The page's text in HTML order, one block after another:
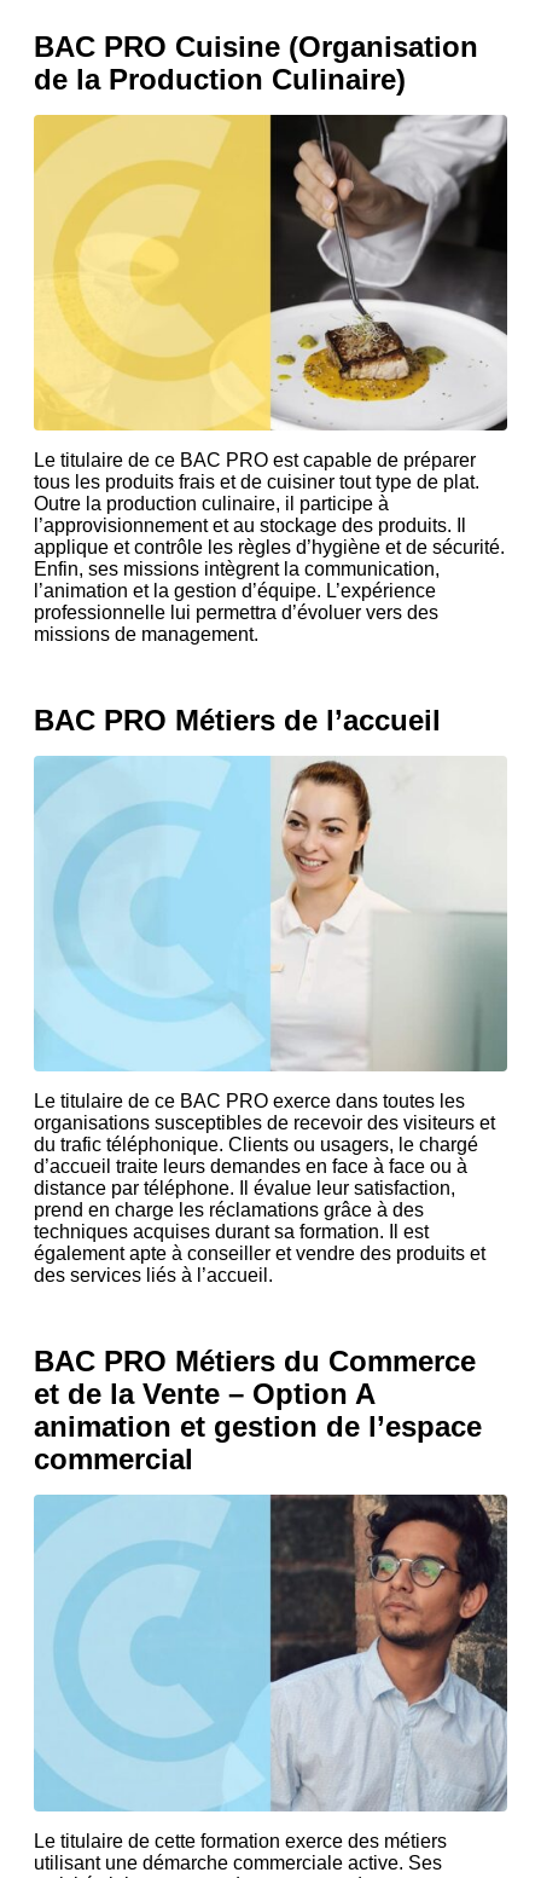
BAC PRO Cuisine (Organisation
de la Production Culinaire)
Le titulaire de ce BAC PRO est capable de préparer
tous les produits frais et de cuisiner tout type de plat.
Outre la production culinaire, il participe à
l’approvisionnement et au stockage des produits. Il
applique et contrôle les règles d’hygiène et de sécurité.
Enfin, ses missions intègrent la communication,
l’animation et la gestion d’équipe. L’expérience
professionnelle lui permettra d’évoluer vers des
missions de management.
BAC PRO Métiers de l’accueil
Le titulaire de ce BAC PRO exerce dans toutes les
organisations susceptibles de recevoir des visiteurs et
du trafic téléphonique. Clients ou usagers, le chargé
d’accueil traite leurs demandes en face à face ou à
distance par téléphone. Il évalue leur satisfaction,
prend en charge les réclamations grâce à des
techniques acquises durant sa formation. Il est
également apte à conseiller et vendre des produits et
des services liés à l’accueil.
BAC PRO Métiers du Commerce
et de la Vente – Option A
animation et gestion de l’espace
commercial
Le titulaire de cette formation exerce des métiers
utilisant une démarche commerciale active. Ses